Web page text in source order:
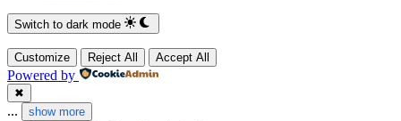
Switch to dark mode
Customize Reject All Accept All
Powered by
✖
... show more